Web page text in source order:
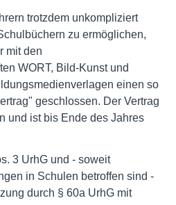
trotzdem unkompliziert
zu ermöglichen,
mit den
WORT, Bild-Kunst und
einen so
geschlossen. Der Vertrag
und ist bis Ende des Jahres
3 UrhG und - soweit
in Schulen betroffen sind -
durch § 60a UrhG mit